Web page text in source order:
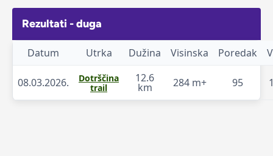
Rezultati - duga
Datum Utrka Dužina Visinska Poredak
08.03.2026.
Dotrščina
trail
12.6
km 284 m+ 95